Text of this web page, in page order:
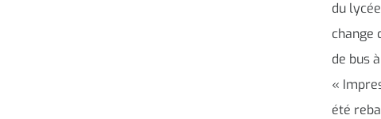
du
change
de bus
«
été